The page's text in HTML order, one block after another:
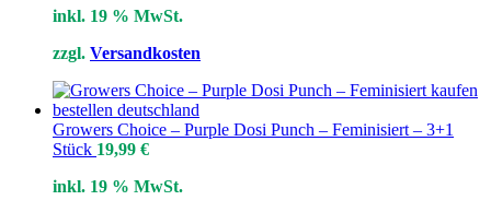
inkl. 19 % MwSt.
zzgl. Versandkosten
Growers Choice – Purple Dosi Punch – Feminisiert – 3+1
Stück 19,99 €
inkl. 19 % MwSt.